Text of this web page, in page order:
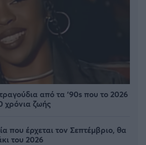
από τα ‘90s που το 2026
χρόνια ζωής
που έρχεται τον Σεπτέμβριο, θα
του 2026